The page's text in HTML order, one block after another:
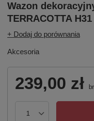
Wazon
TERRACOTTA
+ Dodaj do porównania
Akcesoria
239,00 zł